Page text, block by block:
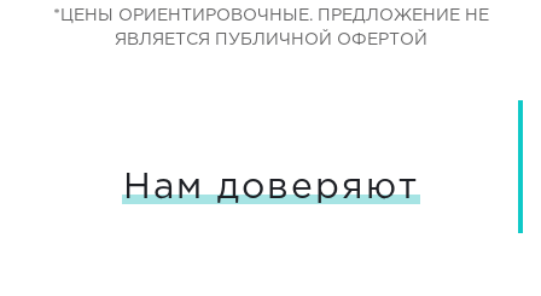
*ЦЕНЫ ОРИЕНТИРОВОЧНЫЕ. ПРЕДЛОЖЕНИЕ НЕ
ЯВЛЯЕТСЯ ПУБЛИЧНОЙ ОФЕРТОЙ
Нам доверяют